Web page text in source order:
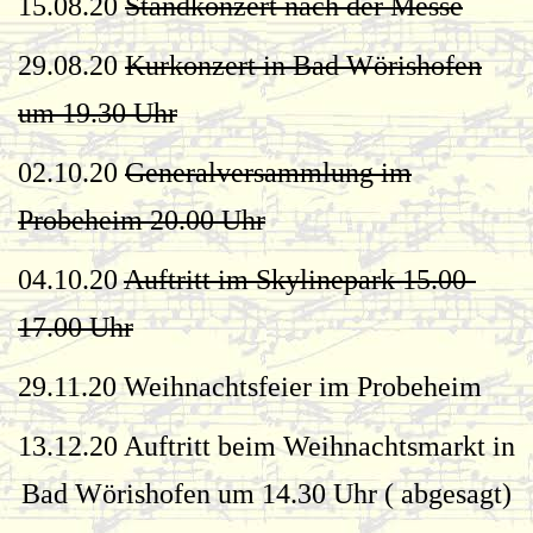
29.08.20Kurkonzert in Bad Wörishofen
um 19.30 Uhr
02.10.20 Generalversammlung im
Probeheim 20.00 Uhr
04.10.20Auftritt im Skylinepark 15.00-
17.00 Uhr
29.11.20 Weihnachtsfeier im Probeheim
13.12.20 Auftritt beim Weihnachtsmarkt in
Bad Wörishofen um 14.30 Uhr ( abgesagt)